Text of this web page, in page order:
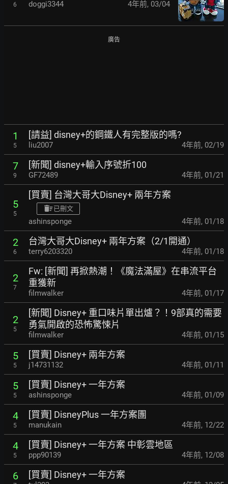
6 doggi3344 4年前, 03/04
廣告
1
5
[請益] disney+的鋼鐵人有完整版的嗎?
liu2007 4年前, 02/19
7
9
[新聞] disney+輸入序號折100
GF72489 4年前, 01/21
5
5
[買賣] 台灣大哥大Disney+ 兩年方案
已刪文
ashinsponge 4年前, 01/18
2
6
台灣大哥大Disney+ 兩年方案（2/1開通）
terry6203320 4年前, 01/18
2
7
Fw: [新聞] 再掀熱潮！《魔法滿屋》在串流平台
重獲新
filmwalker 4年前, 01/17
2
5
[新聞] Disney+ 重口味片單出爐？！9部真的需要
勇氣開啟的恐怖驚悚片
filmwalker 4年前, 01/15
5
5
[買賣] Disney+ 兩年方案
j14731132 4年前, 01/11
5
5
[買賣] Disney+ 一年方案
ashinsponge 4年前, 01/09
4
5
[買賣] DisneyPlus 一年方案團
manukain 4年前, 12/22
4
5
[買賣] Disney+ 一年方案 中彰雲地區
ppp90139 4年前, 12/08
6 [買賣] Disney+ 一年方案